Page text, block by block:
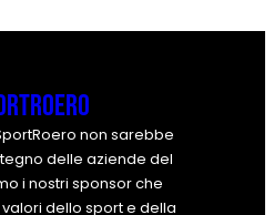
non sarebbe
delle aziende del
i nostri sponsor che
dello sport e della